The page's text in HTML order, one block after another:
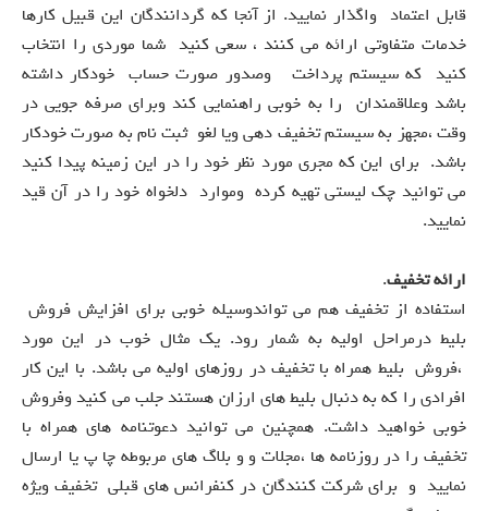
قابل اعتماد واگذار نمایید. از آنجا که گردانندگان این قبیل کارها
خدمات متفاوتی ارائه می کنند ، سعی کنید شما موردی را انتخاب
کنید که سیستم پرداخت وصدور صورت حساب خودکار داشته
باشد وعلاقمندان را به خوبی راهنمایی کند وبرای صرفه جویی در
وقت ،مجهز به سیستم تخفیف دهی ویا لغو ثبت نام به صورت خودکار
باشد. برای این که مجری مورد نظر خود را در این زمینه پیدا کنید
می توانید چک لیستی تهیه کرده وموارد دلخواه خود را در آن قید
نمایید.
ارائه تخفیف.
استفاده از تخفیف هم می تواندوسیله خوبی برای افزایش فروش
بلیط درمراحل اولیه به شمار رود. یک مثال خوب در این مورد
،فروش بلیط همراه با تخفیف در روزهای اولیه می باشد. با این کار
افرادی را که به دنبال بلیط های ارزان هستند جلب می کنید وفروش
خوبی خواهید داشت. همچنین می توانید دعوتنامه های همراه با
تخفیف را در روزنامه ها ،مجلات و و بلاگ های مربوطه چا پ یا ارسال
نمایید و برای شرکت کنندگان در کنفرانس های قبلی تخفیف ویژه